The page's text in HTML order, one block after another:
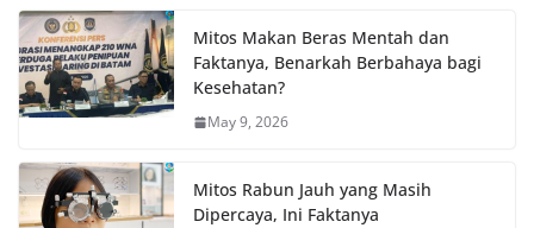
Mitos Makan Beras Mentah dan
Faktanya, Benarkah Berbahaya bagi
Kesehatan?
May 9, 2026
Mitos Rabun Jauh yang Masih
Dipercaya, Ini Faktanya